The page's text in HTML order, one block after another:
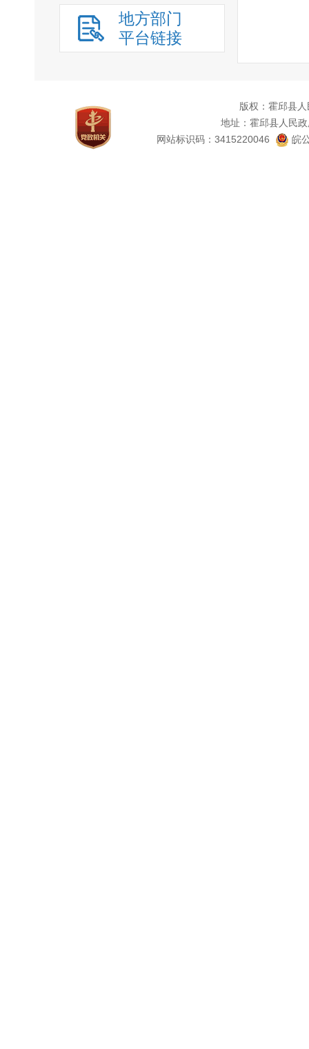
地方部门
平台链接
版权：霍邱县
地址：霍邱县人民
网站标识码：3415220046
皖